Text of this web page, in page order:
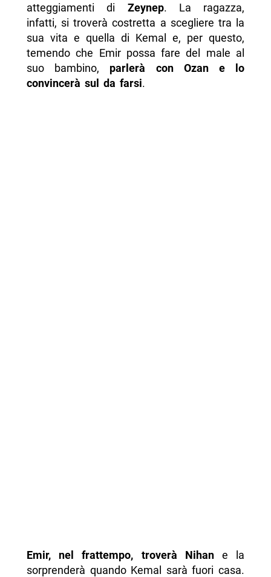
atteggiamenti di Zeynep. La ragazza,
infatti, si troverà costretta a scegliere tra la
sua vita e quella di Kemal e, per questo,
temendo che Emir possa fare del male al
suo bambino, parlerà con Ozan e lo
convincerà sul da farsi.
Emir, nel frattempo, troverà Nihan e la
sorprenderà quando Kemal sarà fuori casa.